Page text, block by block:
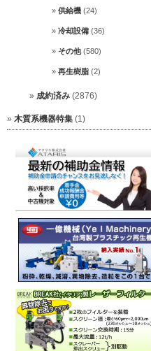
供給機 (24)
冷却設備 (36)
その他(580)
再生樹脂 (2)
成約済み (2876)
木質系機器特集 (1)